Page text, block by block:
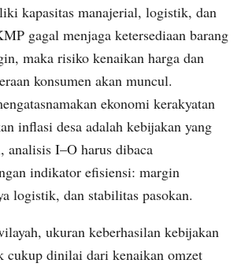
kapasitas manajerial, logistik, dan
gagal menjaga ketersediaan barang
maka risiko kenaikan harga dan
konsumen akan muncul.
ekonomi kerakyatan
inflasi desa adalah kebijakan yang
I–O harus dibaca
indikator efisiensi: margin
logistik, dan stabilitas pasokan.
ukuran keberhasilan kebijakan
cukup dinilai dari kenaikan omzet